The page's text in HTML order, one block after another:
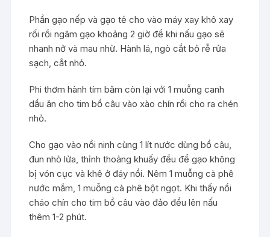
Phần gạo nếp và gạo tẻ cho vào máy xay khô xay
rối rồi ngâm gạo khoảng 2 giờ để khi nấu gạo sẽ
nhanh nở và mau nhừ. Hành lá, ngò cắt bỏ rễ rửa
sạch, cắt nhỏ.
Phi thơm hành tím băm còn lại với 1 muỗng canh
dầu ăn cho tim bồ câu vào xào chín rồi cho ra chén
nhỏ.
Cho gạo vào nồi ninh cùng 1 lít nước dùng bồ câu,
đun nhỏ lửa, thỉnh thoảng khuấy đều để gạo không
bị vón cục và khê ở đáy nồi. Nêm 1 muỗng cà phê
nước mắm, 1 muỗng cà phê bột ngọt. Khi thấy nồi
cháo chín cho tim bồ câu vào đảo đều lên nấu
thêm 1-2 phút.